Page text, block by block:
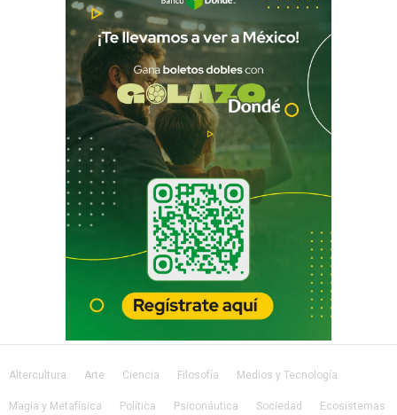
Altercultura Arte Ciencia Filosofía Medios y Tecnología
Magia y Metafísica Política Psiconáutica Sociedad Ecosistemas